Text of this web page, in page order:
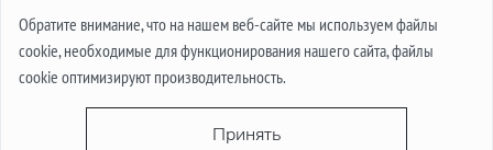
Обратите внимание, что на нашем веб-сайте мы используем файлы
cookie, необходимые для функционирования нашего сайта, файлы
cookie оптимизируют производительность.
Принять
Написать сообщение